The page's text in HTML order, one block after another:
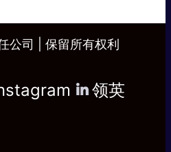
公司 | 保留所有权利
领英